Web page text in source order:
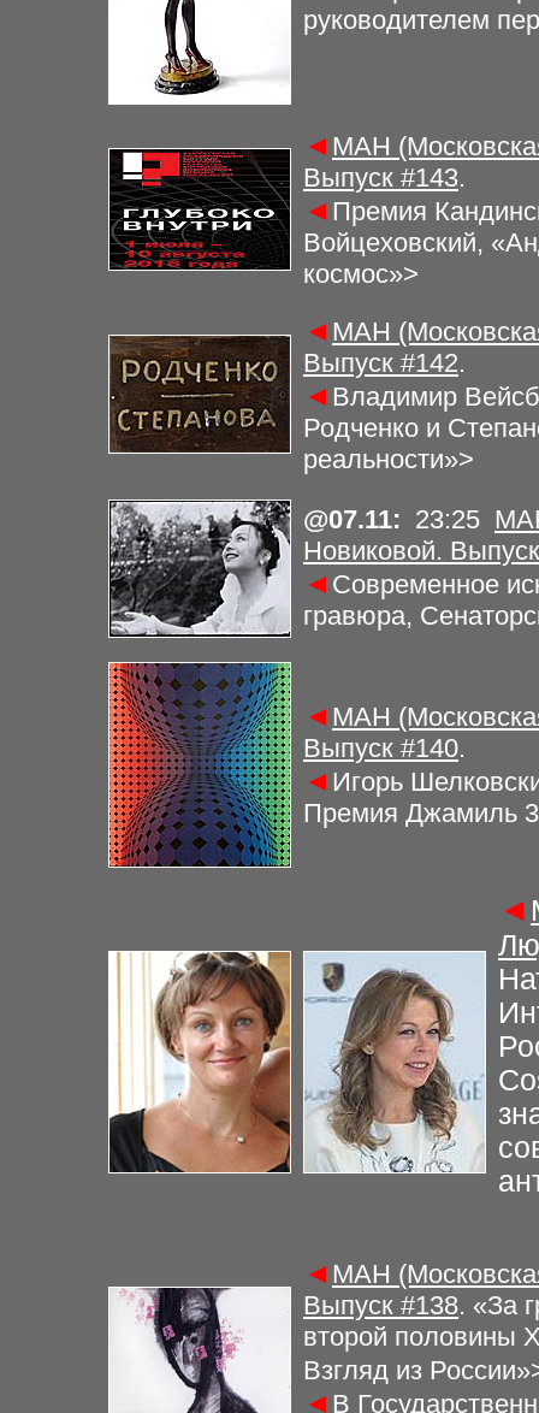
руководителем
◄ МАН
Выпуск #143.
◄ Премия
Войцеховский,
космос»>
◄ МАН
Выпуск #142.
◄ Владимир
Родченко и
реальности»>
@07.11: 23:25
Новиковой.
◄ Современное
гравюра,
◄ МАН
Выпуск #140.
◄ Игорь
Премия Джамиль
◄
◄ МАН
Выпуск #138. «За
второй половины
Взгляд из России»
◄ В